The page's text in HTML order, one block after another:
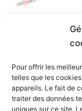
Pour offrir les
telles que les
appareils. Le fait de
traiter des données
uniques sur ce site.
2.00€
Livraison vers